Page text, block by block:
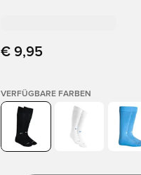
€ 9,95
VERFÜGBARE FARBEN